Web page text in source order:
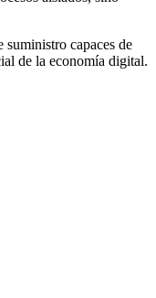
capaces de
de la economía digital.